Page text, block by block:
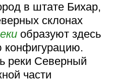
в штате Бихар,
склонах
образуют здесь
конфигурацию.
реки Северный
части